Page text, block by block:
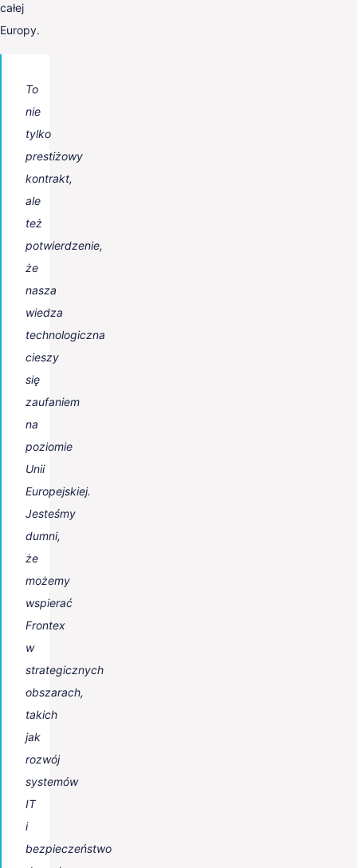
całej
Europy.
To
nie
tylko
prestiżowy
kontrakt,
ale
też
potwierdzenie,
że
nasza
wiedza
technologiczna
cieszy
się
zaufaniem
na
poziomie
Unii
Europejskiej.
Jesteśmy
dumni,
że
możemy
wspierać
Frontex
w
strategicznych
obszarach,
takich
jak
rozwój
systemów
IT
i
bezpieczeństwo